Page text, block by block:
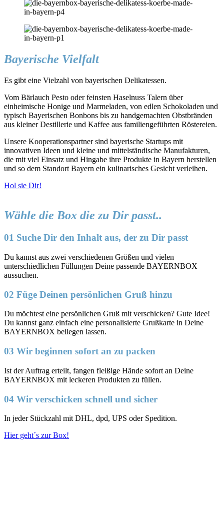
Bayerische Vielfalt
Es gibt eine Vielzahl von bayerischen Delikatessen.
Vom Bärlauch Pesto oder feinsten Haselnuss Talern über
einheimische Honige und Marmeladen, von edlen Schokoladen und
typisch Bayerischen Bonbons bis zu handgemachten Obstbränden
aus kleiner Destillerie und Kaffee aus familiengeführten Röstereien.
Unsere Kooperationspartner sind bayerische Startups mit
innovativen Ideen und kleine und mittelständische Manufakturen,
die mit viel Einsatz und Hingabe ihre Produkte in Bayern herstellen
und so dem Standort Bayern ein kulinarisches Gesicht verleihen.
Hol sie Dir!
Wähle die Box die zu Dir passt..
01 Suche Dir den Inhalt aus, der zu Dir passt
Du kannst aus zwei verschiedenen Größen und vielen
unterschiedlichen Füllungen Deine passende BAYERNBOX
aussuchen.
02 Füge Deinen persönlichen Gruß hinzu
Du möchtest eine persönlichen Gruß mit verschicken? Gute Idee!
Du kannst ganz einfach eine personalisierte Grußkarte in Deine
BAYERNBOX beilegen lassen.
03 Wir beginnen sofort an zu packen
Ist der Auftrag erteilt, fangen fleißige Hände sofort an Deine
BAYERNBOX mit leckeren Produkten zu füllen.
04 Wir verschicken schnell und sicher
In jeder Stückzahl mit DHL, dpd, UPS oder Spedition.
Hier geht´s zur Box!